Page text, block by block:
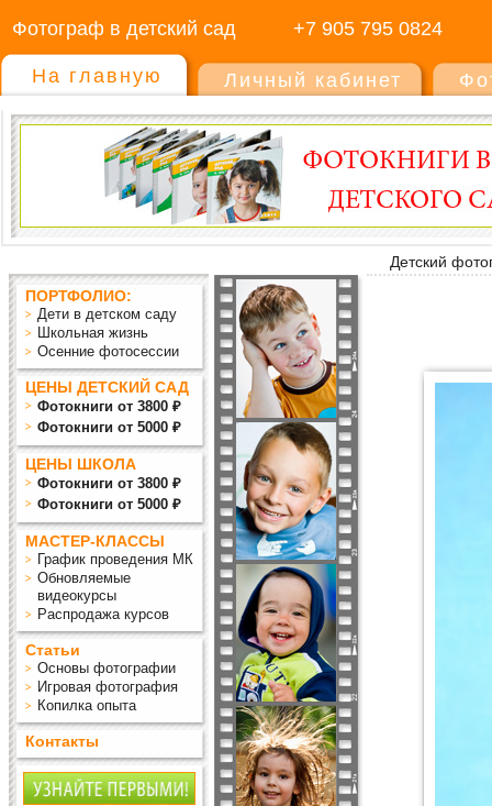
Фотограф в детский сад +7 905 795 0824
На главную Личный кабинет
Детский
ПОРТФОЛИО:
Дети в детском саду
Школьная жизнь
Осенние фотосессии
ЦЕНЫ ДЕТСКИЙ САД
Фотокниги от 3800 ₽
Фотокниги от 5000 ₽
ЦЕНЫ ШКОЛА
Фотокниги от 3800 ₽
Фотокниги от 5000 ₽
МАСТЕР-КЛАССЫ
График проведения МК
Обновляемые
видеокурсы
Распродажа курсов
Статьи
Основы фотографии
Игровая фотография
Копилка опыта
Контакты